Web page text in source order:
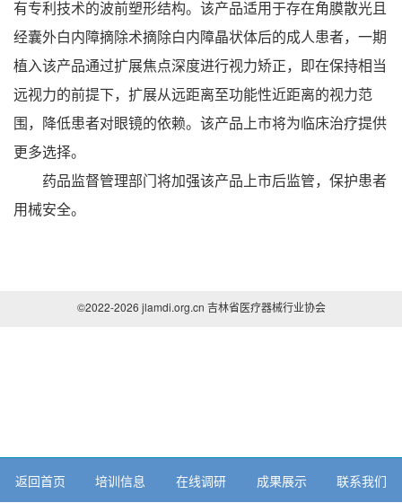
有专利技术的波前塑形结构。该产品适用于存在角膜散光且
经囊外白内障摘除术摘除白内障晶状体后的成人患者，一期
植入该产品通过扩展焦点深度进行视力矫正，即在保持相当
远视力的前提下，扩展从远距离至功能性近距离的视力范
围，降低患者对眼镜的依赖。该产品上市将为临床治疗提供
更多选择。
药品监督管理部门将加强该产品上市后监管，保护患者
用械安全。
©2022-2026 jlamdi.org.cn 吉林省医疗器械行业协会
返回首页 培训信息 在线调研 成果展示 联系我们